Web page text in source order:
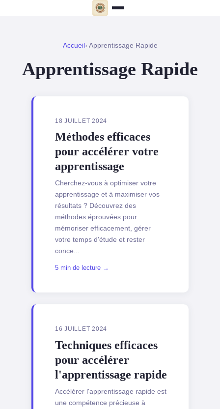
Accueil › Apprentissage Rapide
Apprentissage Rapide
18 JUILLET 2024
Méthodes efficaces
pour accélérer votre
apprentissage
Cherchez-vous à optimiser votre
apprentissage et à maximiser vos
résultats ? Découvrez des
méthodes éprouvées pour
mémoriser efficacement, gérer
votre temps d'étude et rester
conce...
5 min de lecture →
16 JUILLET 2024
Techniques efficaces
pour accélérer
l'apprentissage rapide
Accélérer l'apprentissage rapide est
une compétence précieuse à